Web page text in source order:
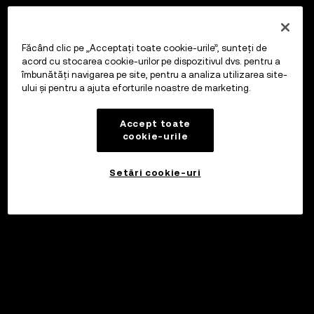
Făcând clic pe „Acceptați toate cookie-urile”, sunteți de
acord cu stocarea cookie-urilor pe dispozitivul dvs. pentru a
îmbunătăți navigarea pe site, pentru a analiza utilizarea site-
ului și pentru a ajuta eforturile noastre de marketing.
Accept toate
cookie-urile
Setări cookie-uri